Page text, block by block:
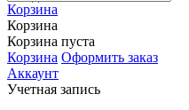
Корзина
Корзина
Корзина пуста
Корзина Оформить заказ
Аккаунт
Учетная запись